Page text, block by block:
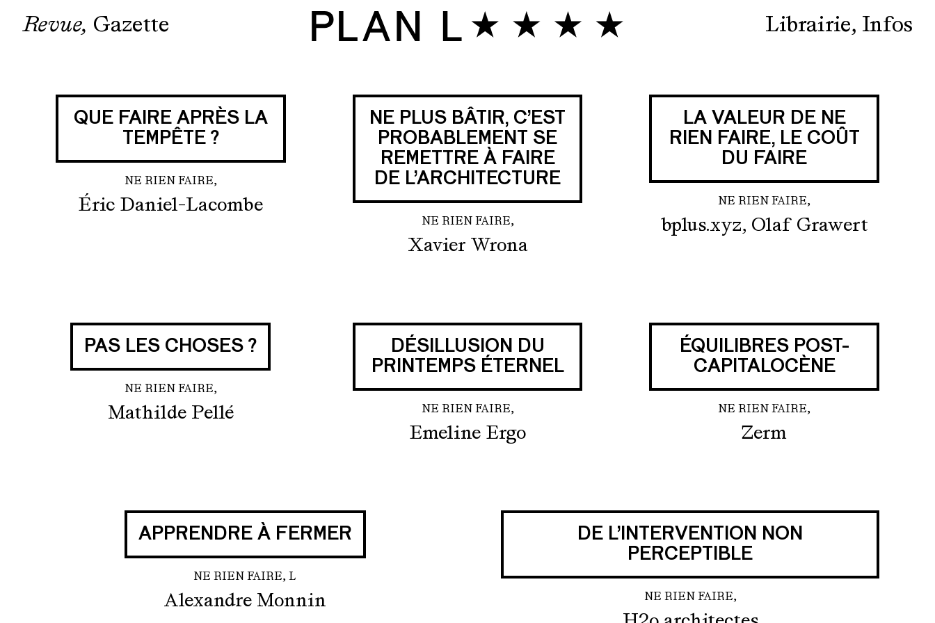
Revue Gazette Librairie Infos
QUE FAIRE APRÈS LA
TEMPÊTE ?
NE RIEN FAIRE,
Éric Daniel-Lacombe
NE PLUS BÂTIR, C’EST
PROBABLEMENT SE
REMETTRE À FAIRE
DE L’ARCHITECTURE
NE RIEN FAIRE,
Xavier Wrona
LA VALEUR DE NE
RIEN FAIRE, LE COÛT
DU FAIRE
NE RIEN FAIRE,
bplus.xyz, Olaf Grawert
PAS LES CHOSES ?
NE RIEN FAIRE,
Mathilde Pellé
DÉSILLUSION DU
PRINTEMPS ÉTERNEL
NE RIEN FAIRE,
Emeline Ergo
ÉQUILIBRES POST-
CAPITALOCÈNE
NE RIEN FAIRE,
Zerm
APPRENDRE À FERMER
NE RIEN FAIRE, L
Alexandre Monnin
DE L’INTERVENTION NON
PERCEPTIBLE
NE RIEN FAIRE,